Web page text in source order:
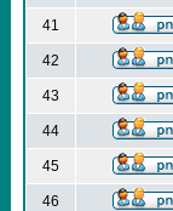
41
42
43
44
45
46